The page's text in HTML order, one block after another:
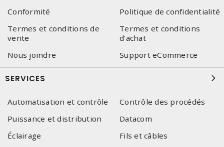
Conformité
Politique de confidentialité
Termes et conditions de
vente
Termes et conditions
d'achat
Nous joindre
Support eCommerce
SERVICES
Automatisation et contrôle
Contrôle des procédés
Puissance et distribution
Datacom
Éclairage
Fils et câbles